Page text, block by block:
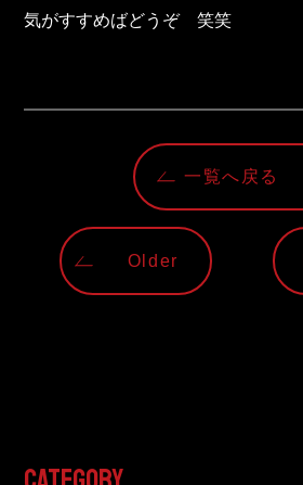
お問い合わせ
TOHO PARTS ORDERING
気がすすめばどうぞ　笑笑
一覧へ戻る
Older